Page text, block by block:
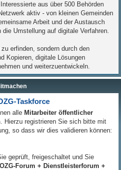
aus über 500 Behörden
aktiv - von kleinen Gemeinden
Arbeit und der Austausch
Umstellung auf digitale Verfahren.
erfinden, sondern durch den
Kopieren, digitale Lösungen
und weiterzuentwickeln.
Taskforce
alle Mitarbeiter öffentlicher
. Hierzu registrieren Sie sich bitte mit
so dass wir dies validieren können:
geprüft, freigeschaltet und Sie
Forum + Dienstleisterforum +